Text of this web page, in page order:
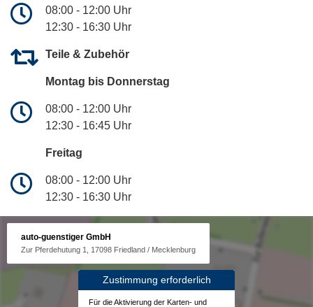
08:00 - 12:00 Uhr
12:30 - 16:30 Uhr
Teile & Zubehör
Montag bis Donnerstag
08:00 - 12:00 Uhr
12:30 - 16:45 Uhr
Freitag
08:00 - 12:00 Uhr
12:30 - 16:30 Uhr
auto-guenstiger GmbH
Zur Pferdehutung 1, 17098 Friedland / Mecklenburg
Zustimmung erforderlich
Für die Aktivierung der Karten- und